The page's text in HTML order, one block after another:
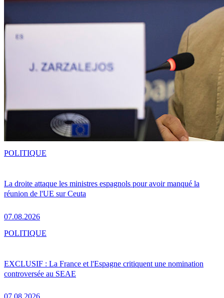
La droite attaque les ministres espagnols pour avoir manqué la
réunion de l'UE sur Ceuta
07.08.2026
POLITIQUE
EXCLUSIF : La France et l'Espagne critiquent une nomination
controversée au SEAE
POLITIQUE